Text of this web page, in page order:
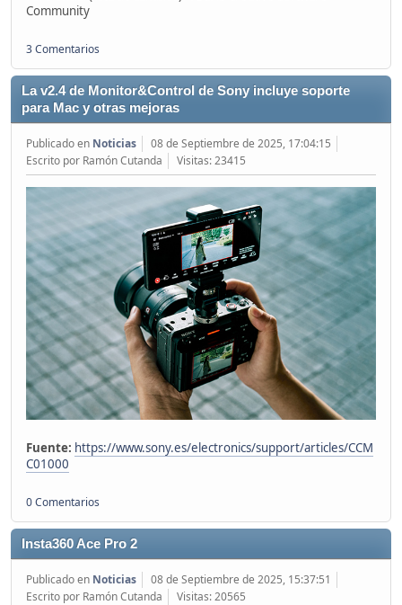
Community
3 Comentarios
La v2.4 de Monitor&Control de Sony incluye soporte
para Mac y otras mejoras
Publicado en Noticias
08 de Septiembre de 2025, 17:04:15
Escrito por Ramón Cutanda
Visitas: 23415
Fuente: https://www.sony.es/electronics/support/articles/CCM
C01000
0 Comentarios
Insta360 Ace Pro 2
Publicado en Noticias
08 de Septiembre de 2025, 15:37:51
Escrito por Ramón Cutanda
Visitas: 20565